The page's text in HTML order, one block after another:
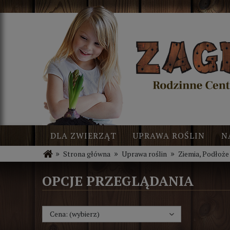
DLA ZWIERZĄT UPRAWA ROŚLIN
BLOG
NOWOŚCI
» Strona główna » Uprawa roślin » Ziemia, Podłoże
OPCJE PRZEGLĄDANIA
Cena: (wybierz)